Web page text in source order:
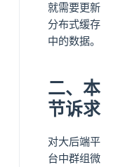
就需要更新
分布式缓存
中的数据。
二、本
节诉求
对大后端平
台中群组微